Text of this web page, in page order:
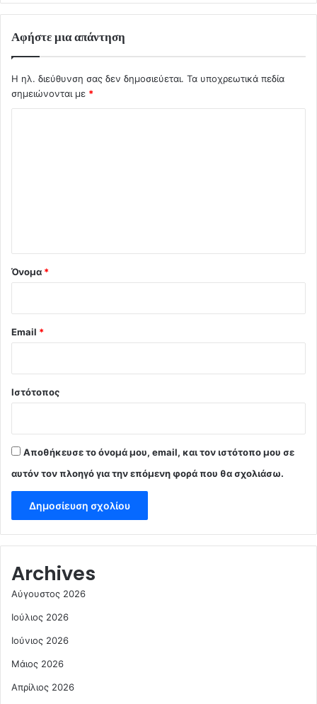
Αφήστε μια απάντηση
Η ηλ. διεύθυνση σας δεν δημοσιεύεται. Τα υποχρεωτικά πεδία
σημειώνονται με *
Όνομα *
Email *
Ιστότοπος
Αποθήκευσε το όνομά μου, email, και τον ιστότοπο μου σε
αυτόν τον πλοηγό για την επόμενη φορά που θα σχολιάσω.
Archives
Αύγουστος 2026
Ιούλιος 2026
Ιούνιος 2026
Μάιος 2026
Απρίλιος 2026